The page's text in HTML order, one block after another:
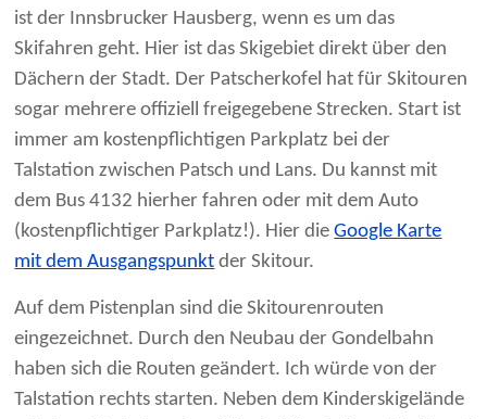
ist der Innsbrucker Hausberg, wenn es um das
Skifahren geht. Hier ist das Skigebiet direkt über den
Dächern der Stadt. Der Patscherkofel hat für Skitouren
sogar mehrere offiziell freigegebene Strecken. Start ist
immer am kostenpflichtigen Parkplatz bei der
Talstation zwischen Patsch und Lans. Du kannst mit
dem Bus 4132 hierher fahren oder mit dem Auto
(kostenpflichtiger Parkplatz!). Hier dieGoogle Karte
mit dem Ausgangspunkt der Skitour.
Auf dem Pistenplan sind die Skitourenrouten
eingezeichnet. Durch den Neubau der Gondelbahn
haben sich die Routen geändert. Ich würde von der
Talstation rechts starten. Neben dem Kinderskigelände